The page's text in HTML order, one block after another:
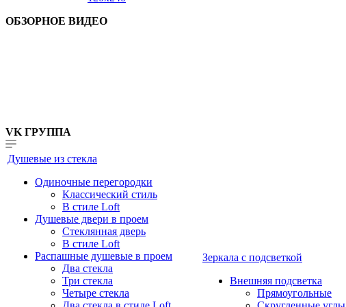
ОБЗОРНОЕ ВИДЕО
VK ГРУППА
Душевые из стекла
Одиночные перегородки
Классический стиль
В стиле Loft
Душевые двери в проем
Стеклянная дверь
В стиле Loft
Распашные душевые в проем
Два стекла
Три стекла
Четыре стекла
Зеркала с подсветкой
Внешняя подсветка
Прямоугольные